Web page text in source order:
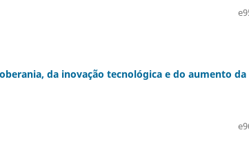
da inovação tecnológica e do aumento da